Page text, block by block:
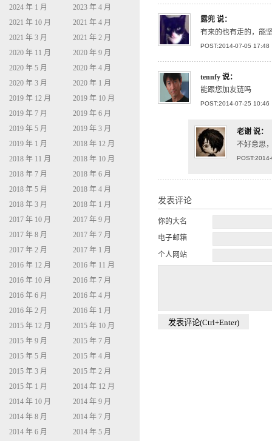
露兜 说：
有来的也有走的，能
POST:2014-07-05 17:48
tennfy 说：
能跟您加友链吗
POST:2014-07-25 10:46
老谢 说：
不好意思
发表评论
你的大名
电子邮箱
个人网站
2024 年 1 月
2023 年 4 月
2021 年 10 月
2021 年 4 月
2021 年 3 月
2021 年 2 月
2020 年 11 月
2020 年 9 月
2020 年 5 月
2020 年 4 月
2020 年 3 月
2020 年 1 月
2019 年 12 月
2019 年 10 月
2019 年 7 月
2019 年 6 月
2019 年 5 月
2019 年 3 月
2019 年 1 月
2018 年 12 月
2018 年 11 月
2018 年 10 月
2018 年 7 月
2018 年 6 月
2018 年 5 月
2018 年 4 月
2018 年 3 月
2018 年 1 月
2017 年 10 月
2017 年 9 月
2017 年 8 月
2017 年 7 月
2017 年 2 月
2017 年 1 月
2016 年 12 月
2016 年 11 月
2016 年 10 月
2016 年 7 月
2016 年 6 月
2016 年 4 月
2016 年 2 月
2016 年 1 月
2015 年 12 月
2015 年 10 月
2015 年 9 月
2015 年 7 月
2015 年 5 月
2015 年 4 月
2015 年 3 月
2015 年 2 月
2015 年 1 月
2014 年 12 月
2014 年 10 月
2014 年 9 月
2014 年 8 月
2014 年 7 月
2014 年 6 月
2014 年 5 月